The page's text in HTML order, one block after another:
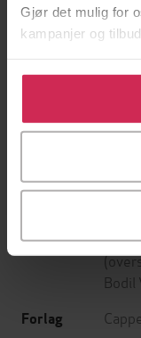
Gjør det mulig for
kampanjer og
Klikk på «Godta
bruke cookies for
tilpasse ditt
299,-
Jo Nesbø
Forfattere Sally
Bodil
Forlag